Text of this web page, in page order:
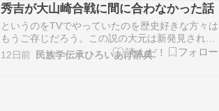
も、これほど多くの「生存説」が語られる人物は
明智光…
秀吉が大山崎合戦に間に合わなかった話
というのをTVでやっていたのを歴史好きな方々は
もうご存じだろう。この説の大元は新発見された
一通の書簡。信長の敵討ち、秀吉「遅参」？ 「山
崎の合戦」中京大教授が書状入手：朝日新聞そこ
12日前 民族学伝承ひろいあげ辞典